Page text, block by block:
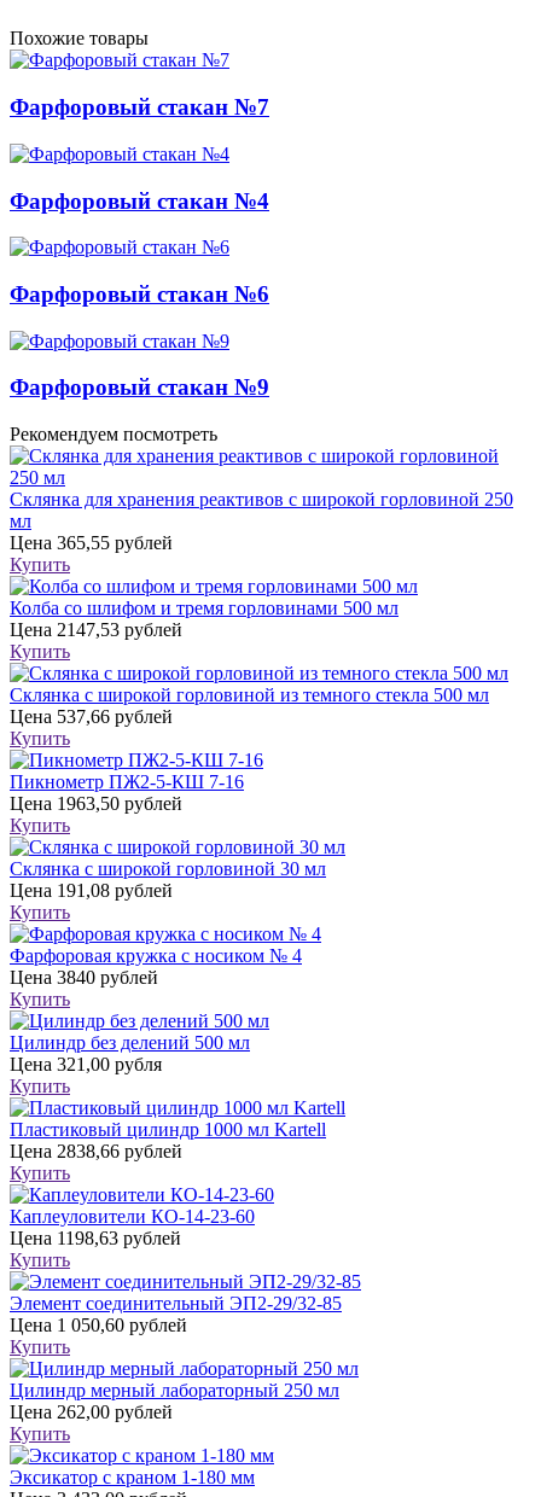
Похожие товары
Фарфоровый стакан №7
Фарфоровый стакан №4
Фарфоровый стакан №6
Фарфоровый стакан №9
Рекомендуем посмотреть
Склянка для хранения реактивов с широкой горловиной 250
мл
Цена 365,55 рублей
Купить
Колба со шлифом и тремя горловинами 500 мл
Цена 2147,53 рублей
Купить
Склянка с широкой горловиной из темного стекла 500 мл
Цена 537,66 рублей
Купить
Пикнометр ПЖ2-5-КШ 7-16
Цена 1963,50 рублей
Купить
Склянка с широкой горловиной 30 мл
Цена 191,08 рублей
Купить
Фарфоровая кружка с носиком № 4
Цена 3840 рублей
Купить
Цилиндр без делений 500 мл
Цена 321,00 рубля
Купить
Пластиковый цилиндр 1000 мл Kartell
Цена 2838,66 рублей
Купить
Каплеуловители КО-14-23-60
Цена 1198,63 рублей
Купить
Элемент соединительный ЭП2-29/32-85
Цена 1 050,60 рублей
Купить
Цилиндр мерный лабораторный 250 мл
Цена 262,00 рублей
Купить
Эксикатор с краном 1-180 мм